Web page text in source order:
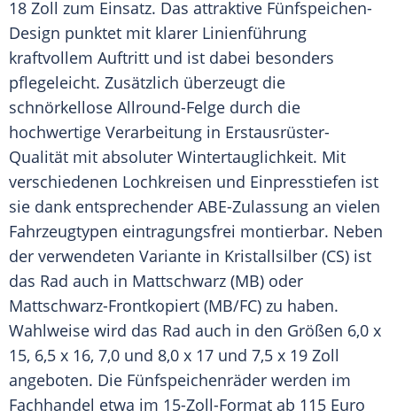
18 Zoll zum Einsatz. Das attraktive Fünfspeichen-
Design punktet mit klarer Linienführung
kraftvollem Auftritt und ist dabei besonders
pflegeleicht. Zusätzlich überzeugt die
schnörkellose Allround-Felge durch die
hochwertige Verarbeitung in Erstausrüster-
Qualität mit absoluter Wintertauglichkeit. Mit
verschiedenen Lochkreisen und Einpresstiefen ist
sie dank entsprechender ABE-Zulassung an vielen
Fahrzeugtypen eintragungsfrei montierbar. Neben
der verwendeten Variante in Kristallsilber (CS) ist
das Rad auch in Mattschwarz (MB) oder
Mattschwarz-Frontkopiert (MB/FC) zu haben.
Wahlweise wird das Rad auch in den Größen 6,0 x
15, 6,5 x 16, 7,0 und 8,0 x 17 und 7,5 x 19 Zoll
angeboten. Die Fünfspeichenräder werden im
Fachhandel etwa im 15-Zoll-Format ab 115 Euro